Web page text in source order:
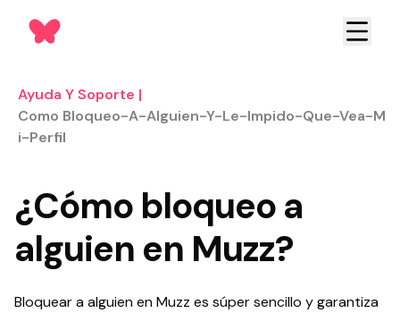
Ayuda Y Soporte |
Como Bloqueo-A-Alguien-Y-Le-Impido-Que-Vea-M
I-Perfil
¿Cómo bloqueo a
alguien en Muzz?
Bloquear a alguien en Muzz es súper sencillo y garantiza